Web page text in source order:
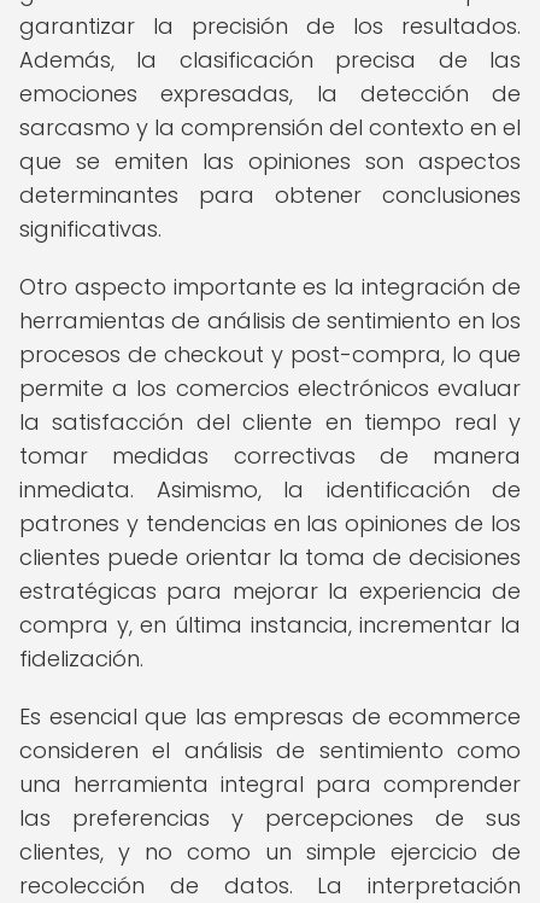
garantizar la precisión de los resultados.
Además, la clasificación precisa de las
emociones expresadas, la detección de
sarcasmo y la comprensión del contexto en el
que se emiten las opiniones son aspectos
determinantes para obtener conclusiones
significativas.
Otro aspecto importante es la integración de
herramientas de análisis de sentimiento en los
procesos de checkout y post-compra, lo que
permite a los comercios electrónicos evaluar
la satisfacción del cliente en tiempo real y
tomar medidas correctivas de manera
inmediata. Asimismo, la identificación de
patrones y tendencias en las opiniones de los
clientes puede orientar la toma de decisiones
estratégicas para mejorar la experiencia de
compra y, en última instancia, incrementar la
fidelización.
Es esencial que las empresas de ecommerce
consideren el análisis de sentimiento como
una herramienta integral para comprender
las preferencias y percepciones de sus
clientes, y no como un simple ejercicio de
recolección de datos. La interpretación